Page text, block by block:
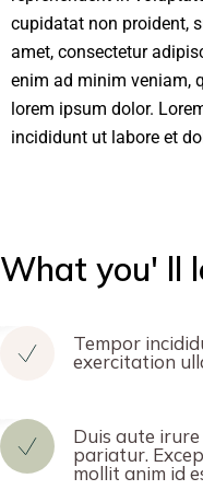
cupidatat non proident,
amet, consectetur
enim ad minim veniam,
lorem ipsum dolor.
incididunt ut labore et
What you' ll
Tempor
exercitation
Duis aute
pariatur.
mollit anim id